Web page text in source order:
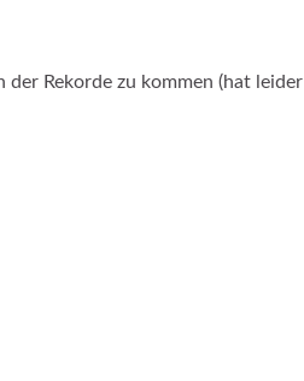
Rekorde zu kommen (hat leider